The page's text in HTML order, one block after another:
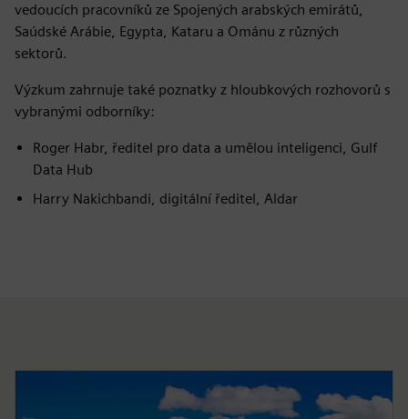
vedoucích pracovníků ze Spojených arabských emirátů,
Saúdské Arábie, Egypta, Kataru a Ománu z různých
sektorů.
Výzkum zahrnuje také poznatky z hloubkových rozhovorů s
vybranými odborníky:
Roger Habr, ředitel pro data a umělou inteligenci, Gulf
Data Hub
Harry Nakichbandi, digitální ředitel, Aldar